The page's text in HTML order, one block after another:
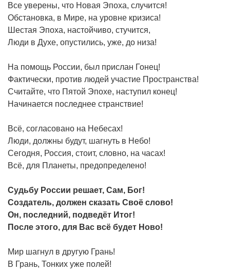
Все уверены, что Новая Эпоха, случится!
Обстановка, в Мире, на уровне кризиса!
Шестая Эпоха, настойчиво, стучится,
Люди в Духе, опустились, уже, до низа!
На помощь России, был прислан Гонец!
Фактически, против людей участие Пространства!
Считайте, что Пятой Эпохе, наступил конец!
Начинается последнее странствие!
Всё, согласовано на Небесах!
Люди, должны будут, шагнуть в Небо!
Сегодня, Россия, стоит, словно, на часах!
Всё, для Планеты, предопределено!
Судьбу России решает, Сам, Бог!
Создатель, должен сказать Своё слово!
Он, последний, подведёт Итог!
После этого, для Вас всё будет Ново!
Мир шагнул в другую Грань!
В Грань, Тонких уже полей!